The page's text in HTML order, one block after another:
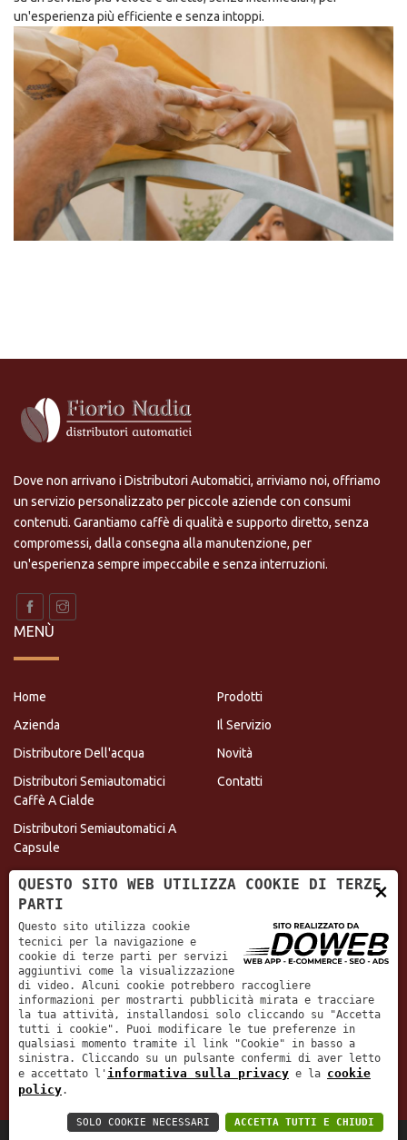
un'esperienza più efficiente e senza intoppi.
Dove non arrivano i Distributori Automatici, arriviamo noi, offriamo
un servizio personalizzato per piccole aziende con consumi
contenuti. Garantiamo caffè di qualità e supporto diretto, senza
compromessi, dalla consegna alla manutenzione, per
un'esperienza sempre impeccabile e senza interruzioni.
MENÙ
Home
Azienda
Distributore Dell'acqua
Distributori Semiautomatici
Caffè A Cialde
Distributori Semiautomatici A
Capsule
Prodotti
Il Servizio
Novità
Contatti
INFORMAZIONI DI CONTATTO
Via Casello, 4 - 37060 - Sorgà - Verona
nadia@fiorioristorazioneautomatica.it
Whatsapp: 3487483972
Amministrazione:045 737 0230
Agente di zona:348 748 3972
×
QUESTO SITO WEB UTILIZZA COOKIE DI TERZE
PARTI
Questo sito utilizza cookie
tecnici per la navigazione e
cookie di terze parti per servizi
aggiuntivi come la visualizzazione
di video. Alcuni cookie potrebbero raccogliere
informazioni per mostrarti pubblicità mirata e tracciare
la tua attività, installandosi solo cliccando su "Accetta
tutti i cookie". Puoi modificare le tue preferenze in
qualsiasi momento tramite il link "Cookie" in basso a
sinistra. Cliccando su un pulsante confermi di aver letto
e accettato l' informativa sulla privacy e la cookie
policy.
ACCETTA TUTTI E CHIUDI
SOLO COOKIE NECESSARI